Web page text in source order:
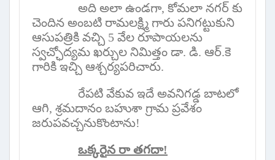
అది అలా ఉండగా, కోమలా నగర్ కు
చెందిన అంబటి రామలక్ష్మి గారు పనిగట్టుకుని
ఆసుపత్రికి వచ్చి 5 వేల రూపాయలను
స్వచ్ఛోద్యమ ఖర్చుల నిమిత్తం డా. డి. ఆర్.కె
గారికి ఇచ్చి ఆశ్చర్యపరిచారు.
రేపటి వేకువ ఇదే అవనిగడ్డ బాటలో
ఆగి, శ్రమదానం బహుశా గ్రామ ప్రవేశం
జరుపవచ్చనుకొంటాను!
ఒక్కరైన రా తగదా!